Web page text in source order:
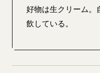
好物は生クリーム。
飲している。